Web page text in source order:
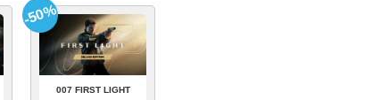
007 FIRST LIGHT
-50%